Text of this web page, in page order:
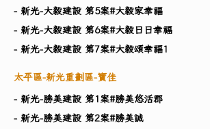
- 新光-大毅建設 第5案#大毅家幸福
- 新光-大毅建設 第6案#大毅日日幸福
- 新光-大毅建設 第7案#大毅頌幸福1
太平區-新光重劃區-寶佳
- 新光-勝美建設 第1案#勝美悠活郡
- 新光-勝美建設 第2案#勝美誠